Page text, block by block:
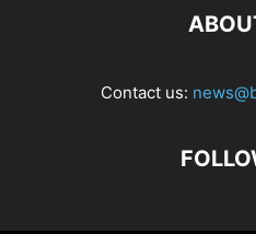
Contact us: